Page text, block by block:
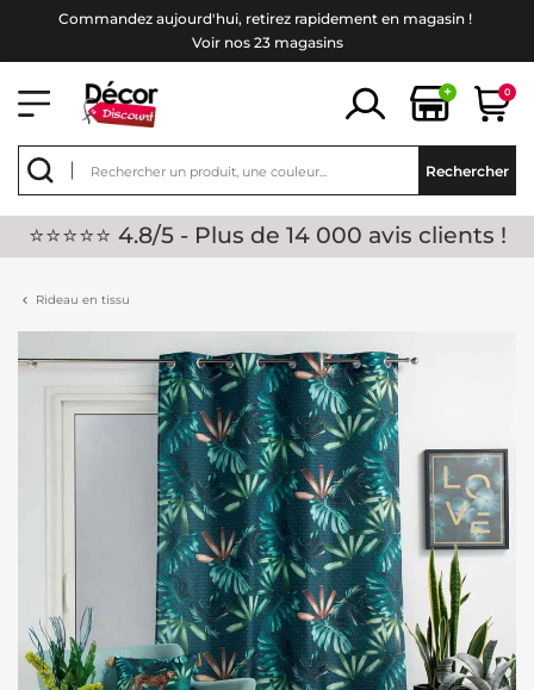
Commandez aujourd'hui, retirez rapidement en magasin !
Voir nos 23 magasins
+ 0
Rechercher
⭐⭐⭐⭐⭐ 4.8/5 - Plus de 14 000 avis clients !
Rideau en tissu